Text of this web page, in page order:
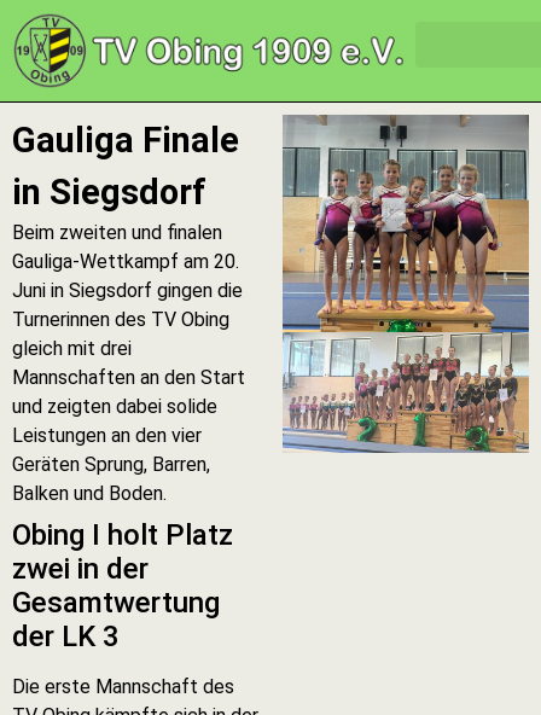
Gauliga Finale
in Siegsdorf
Beim zweiten und finalen
Gauliga-Wettkampf am 20.
Juni in Siegsdorf gingen die
Turnerinnen des TV Obing
gleich mit drei
Mannschaften an den Start
und zeigten dabei solide
Leistungen an den vier
Geräten Sprung, Barren,
Balken und Boden.
Obing I holt Platz
zwei in der
Gesamtwertung
der LK 3
Die erste Mannschaft des